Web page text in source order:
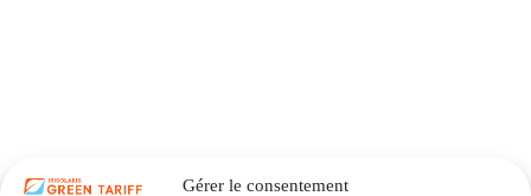
Gérer le consentement